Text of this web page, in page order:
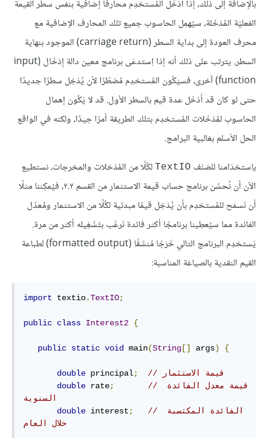
بالإضافة إلى ذلك، إذا أَدْخَل المُستخدِم محارفًا إضافية بنفس سطر القيمة
الفعليّة المُدْخَلة، سيُهمِل الحاسوب جميع تلك المحارف الإضافية مع
محرف العودة إلى بداية السطر (carriage return) الموجود بنهاية
السطر. يترتب على ذلك أنه إذا اِستدعَى برنامج معين دالة إِدْخَال (input
function) آخرى، فسيَكُون المُستخدِم مُضطّرًا لأن يُدْخِل سطرًا جديدًا
حتى لو كان قد أَدْخَل عدة قيم بالسطر الأول. قد لا يَكُون إهمال
الحاسوب لمُدْخَلات المُستخدِم بتلك الطريقة أمرًا جيدًا، ولكنه في الواقع
الحل الأسلم بغالبية البرامج.
باِستخدَامنا للصَنْف TextIO لكُلًا من المُدْخلات والمخرجات، نستطيع
الآن أن نُحسِّن برنامج حساب قيمة الاستثمار من القسم ٢.٢، فيُمكِننا مثلًا
أن نَسمَح للمُستخدِم بأن يُدْخِل قيمًا مبدئية لكُلًا من الاستثمار ومُعدّل
الفائدة مما سيُعطِينا برنامجًا أكثر فائدة نَرغَب بتَشْغِيله أكثر من مرة.
يَستخدِم البرنامج التالي خَرْجًا مُنسَّقًا (formatted output) لطباعة
القيم النقدية بالصياغة المناسبة:
import textio.TextIO;
public class Interest2 {
public static void main(String [] args) {
double principal;
// قيمة الاستثمار
double rate;
// قيمة معدل الفائدة
السنوية
double interest;
// الفائدة المكتسبة
خلال العام